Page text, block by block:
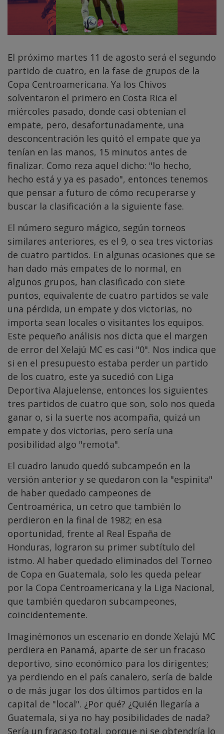
El próximo martes 11 de agosto será el segundo
partido de cuatro, en la fase de grupos de la
Copa Centroamericana. Ya los Chivos
solventaron el primero en Costa Rica el
miércoles pasado, donde casi obtenían el
empate, pero, desafortunadamente, una
desconcentración les quitó el empate que ya
tenían en las manos, 15 minutos antes de
finalizar. Como reza aquel dicho: "lo hecho,
hecho está y ya es pasado", entonces tenemos
que pensar a futuro de cómo recuperarse y
buscar la clasificación a la siguiente fase.
El número seguro mágico, según torneos
similares anteriores, es el 9, o sea tres victorias
de cuatro partidos. En algunas ocasiones que se
han dado más empates de lo normal, en
algunos grupos, han clasificado con siete
puntos, equivalente de cuatro partidos se vale
una pérdida, un empate y dos victorias, no
importa sean locales o visitantes los equipos.
Este pequeño análisis nos dicta que el margen
de error del Xelajú MC es casi "0". Nos indica que
si en el presupuesto estaba perder un partido
de los cuatro, este ya sucedió con Liga
Deportiva Alajuelense, entonces los siguientes
tres partidos de cuatro que son, solo nos queda
ganar o, si la suerte nos acompaña, quizá un
empate y dos victorias, pero sería una
posibilidad algo "remota".
El cuadro lanudo quedó subcampeón en la
versión anterior y se quedaron con la "espinita"
de haber quedado campeones de
Centroamérica, un cetro que también lo
perdieron en la final de 1982; en esa
oportunidad, frente al Real España de
Honduras, lograron su primer subtítulo del
istmo. Al haber quedado eliminados del Torneo
de Copa en Guatemala, solo les queda pelear
por la Copa Centroamericana y la Liga Nacional,
que también quedaron subcampeones,
coincidentemente.
Imaginémonos un escenario en donde Xelajú MC
perdiera en Panamá, aparte de ser un fracaso
deportivo, sino económico para los dirigentes;
ya perdiendo en el país canalero, sería de balde
o de más jugar los dos últimos partidos en la
capital de "local". ¿Por qué? ¿Quién llegaría a
Guatemala, si ya no hay posibilidades de nada?
Sería un fracaso total, porque ni se obtendría lo